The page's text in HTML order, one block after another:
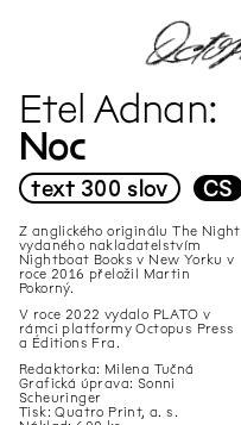
Etel Adnan
Noc
text 300 slov CS
Z anglického originálu The Night
vydaného nakladatelstvím
Nightboat Books v New Yorku v
roce 2016 přeložil Martin
Pokorný.
V roce 2022 vydalo PLATO v
rámci platformy Octopus Press
a Éditions Fra.
Redaktorka: Milena Tučná
Grafická úprava: Sonni
Scheuringer
Tisk: Quatro Print, a. s.
EN
FR
PL
text
video
Autor▶
Marek Pokorný
Rosario Talevi
Edith Jeřábková, Marianna
Dobkovská
Edith Jeřábková